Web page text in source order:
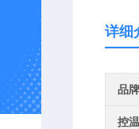
详细
品牌
控